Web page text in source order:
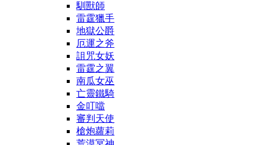
馴獸師
雷霆獵手
地獄公爵
厄運之斧
詛咒女妖
雷霆之翼
南瓜女巫
亡靈鐵騎
金叮噹
審判天使
槍炮蘿莉